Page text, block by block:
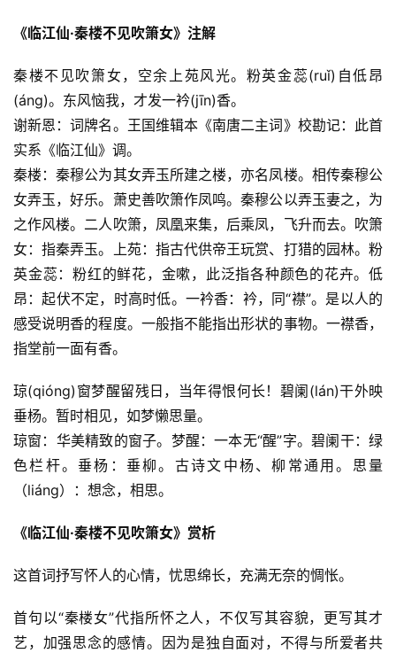
《临江仙·秦楼不见吹箫女》注解
秦楼不见吹箫女，空余上苑风光。粉英金蕊(ruǐ)自低昂
(áng)。东风恼我，才发一衿(jīn)香。
谢新恩：词牌名。王国维辑本《南唐二主词》校勘记：此首
实系《临江仙》调。
秦楼：秦穆公为其女弄玉所建之楼，亦名凤楼。相传秦穆公
女弄玉，好乐。萧史善吹箫作凤鸣。秦穆公以弄玉妻之，为
之作风楼。二人吹箫，凤凰来集，后乘凤，飞升而去。吹箫
女：指秦弄玉。上苑：指古代供帝王玩赏、打猎的园林。粉
英金蕊：粉红的鲜花，金嗽，此泛指各种颜色的花卉。低
昂：起伏不定，时高时低。一衿香：衿，同“襟”。是以人的
感受说明香的程度。一般指不能指出形状的事物。一襟香，
指堂前一面有香。
琼(qióng)窗梦醒留残日，当年得恨何长！碧阑(lán)干外映
垂杨。暂时相见，如梦懒思量。
琼窗：华美精致的窗子。梦醒：一本无“醒”字。碧阑干：绿
色栏杆。垂杨：垂柳。古诗文中杨、柳常通用。思量
（liáng）：想念，相思。
《临江仙·秦楼不见吹箫女》赏析
这首词抒写怀人的心情，忧思绵长，充满无奈的惆怅。
首句以“秦楼女”代指所怀之人，不仅写其容貌，更写其才
艺，加强思念的感情。因为是独自面对，不得与所爱者共